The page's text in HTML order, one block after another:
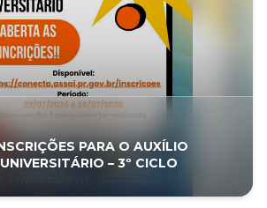
PARA O AUXÍLIO
– 3º CICLO